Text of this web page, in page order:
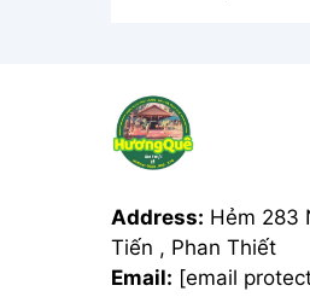
Address: Hẻm 283
Tiến , Phan Thiết
Email: [email